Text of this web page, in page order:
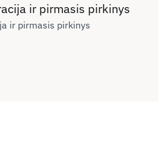
ir pirmasis pirkinys
ir pirmasis pirkinys